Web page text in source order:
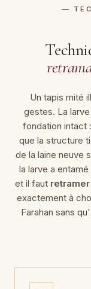
—
Un tapis mité
gestes. La
fondation intact
que la structure
de la laine neuve
la larve a
et il faut retramer
exactement à
Farahan sans